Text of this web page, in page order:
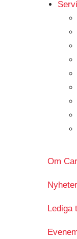
Om
Nyheter
Lediga